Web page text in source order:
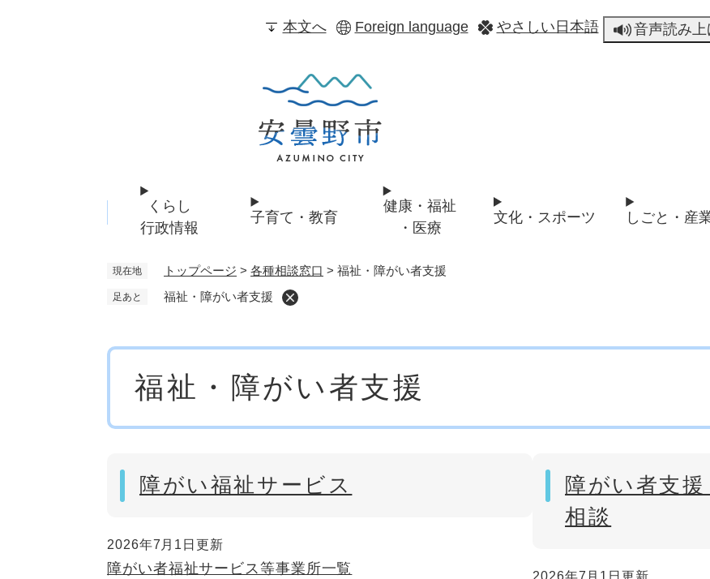
本文へ Foreign language やさしい日本語 音声読み上
くらし
行政情報
子育て・教育
健康・福祉
・医療
文化・スポーツ しごと・産
現在地 トップページ > 各種相談窓口 > 福祉・障がい者支援
足あと 福祉・障がい者支援
福祉・障がい者支援
障がい福祉サービス
2026年7月1日更新
障がい者福祉サービス等事業所一覧
障がい者支
相談